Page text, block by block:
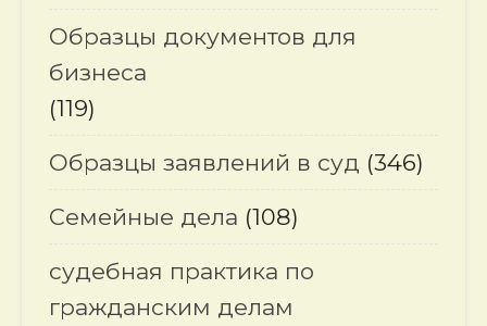
Образцы документов для
бизнеса
(119)
Образцы заявлений в суд (346)
Семейные дела (108)
судебная практика по
гражданским делам